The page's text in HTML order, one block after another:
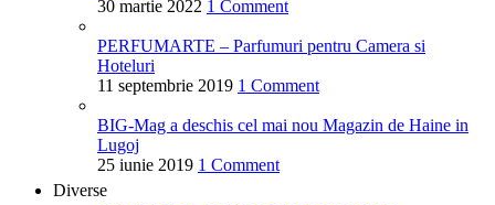
30 martie 2022 1 Comment
PERFUMARTE – Parfumuri pentru Camera si
Hoteluri
11 septembrie 2019 1 Comment
BIG-Mag a deschis cel mai nou Magazin de Haine in
Lugoj
25 iunie 2019 1 Comment
Diverse